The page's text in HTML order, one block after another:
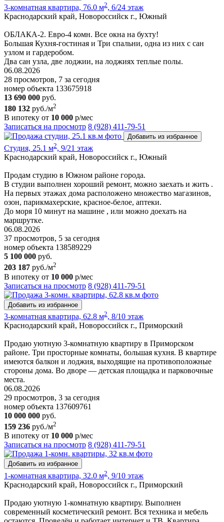
3-комнатная квартира, 76.0 м2, 6/24 этаж
Краснодарский край, Новороссийск г., Южный
ОБЛАКА-2. Евро-4 комн. Все окна на бухту!
Большая Кухня-гостиная и Три спальни, одна из них с сан
узлом и гардеробом.
Два сан узла, две лоджии, на лоджиях теплые полы.
06.08.2026
28 просмотров, 7 за сегодня
номер объекта 133675918
13 690 000 руб.
180 132 руб./м2
В ипотеку от 10 000 р/мес
Записаться на просмотр 8 (928) 411-79-51
Добавить из избранное
Студия, 25.1 м2, 9/21 этаж
Краснодарский край, Новороссийск г., Южный
Продам студию в Южном районе города.
В студии выполнен хороший ремонт, можно заехать и жить .
На первых этажах дома расположено множество магазинов,
озон, парикмахерские, красное-белое, аптеки.
До моря 10 минут на машине , или можно доехать на
маршрутке.
06.08.2026
37 просмотров, 5 за сегодня
номер объекта 138589229
5 100 000 руб.
203 187 руб./м2
В ипотеку от 10 000 р/мес
Записаться на просмотр 8 (928) 411-79-51
Добавить из избранное
3-комнатная квартира, 62.8 м2, 8/10 этаж
Краснодарский край, Новороссийск г., Приморский
Продаю уютную 3-комнатную квартиру в Приморском
районе. Три просторные комнаты, большая кухня. В квартире
имеются балкон и лоджия, выходящие на противоположные
стороны дома. Во дворе — детская площадка и парковочные
места.
06.08.2026
29 просмотров, 3 за сегодня
номер объекта 137609761
10 000 000 руб.
159 236 руб./м2
В ипотеку от 10 000 р/мес
Записаться на просмотр 8 (928) 411-79-51
Добавить из избранное
1-комнатная квартира, 32.0 м2, 9/10 этаж
Краснодарский край, Новороссийск г., Приморский
Продаю уютную 1-комнатную квартиру. Выполнен
современный косметический ремонт. Вся техника и мебель